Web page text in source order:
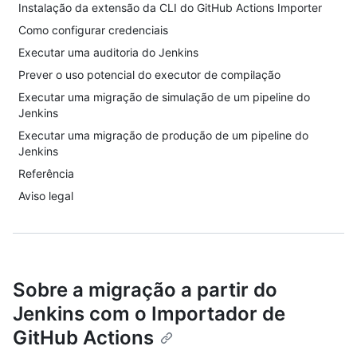
Instalação da extensão da CLI do GitHub Actions Importer
Como configurar credenciais
Executar uma auditoria do Jenkins
Prever o uso potencial do executor de compilação
Executar uma migração de simulação de um pipeline do
Jenkins
Executar uma migração de produção de um pipeline do
Jenkins
Referência
Aviso legal
Sobre a migração a partir do
Jenkins com o Importador de
GitHub Actions